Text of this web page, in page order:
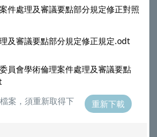
件處理及審議要點部分規定修正對照
及審議要點部分規定修正規定.odt
員會學術倫理案件處理及審議要點
案，須重新取得下
重新下載